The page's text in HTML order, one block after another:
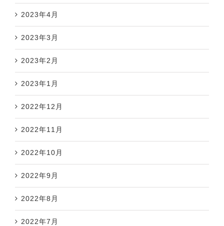
2023年4月
2023年3月
2023年2月
2023年1月
2022年12月
2022年11月
2022年10月
2022年9月
2022年8月
2022年7月